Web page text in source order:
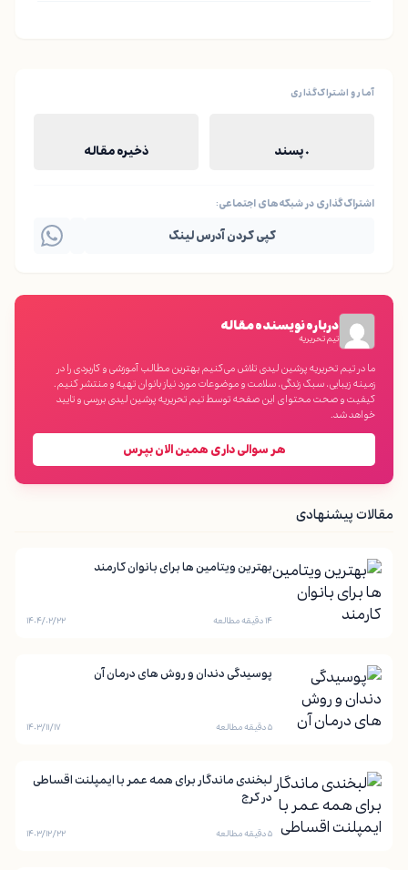
آمار و اشتراک‌گذاری
۰ پسند ذخیره مقاله
اشتراک‌گذاری در شبکه‌های اجتماعی:
کپی کردن آدرس لینک
درباره نویسنده مقاله
تیم تحریریه
ما در تیم تحریریه پرشین لیدی تلاش می‌کنیم بهترین مطالب آموزشی و کاربردی را در
زمینه زیبایی، سبک زندگی، سلامت و موضوعات مورد نیاز بانوان تهیه و منتشر کنیم.
کیفیت و صحت محتوای این صفحه توسط تیم تحریریه پرشین لیدی بررسی و تایید
خواهد شد.
هر سوالی داری همین الان بپرس
مقالات پیشنهادی
بهترین ویتامین ها برای بانوان کارمند
۱۴ دقیقه مطالعه ۱۴۰۴/۰۲/۲۲
پوسیدگی دندان و روش های درمان آن
۵ دقیقه مطالعه ۱۴۰۳/۱۱/۱۷
لبخندی ماندگار برای همه عمر با ایمپلنت اقساطی
در کرج
۵ دقیقه مطالعه ۱۴۰۳/۱۲/۲۲